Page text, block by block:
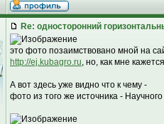
Re: односторонний
это фото позаимствовано мной на
http://ej.kubagro.ru, но, как мне
А вот здесь уже видно что к чему -
фото из того же источника -